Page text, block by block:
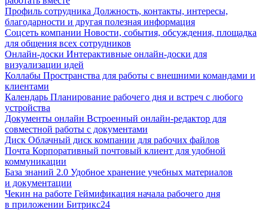
Профиль сотрудника Должность, контакты, интересы,
благодарности и другая полезная информация
Соцсеть компании Новости, события, обсуждения, площадка
для общения всех сотрудников
Онлайн-доски Интерактивные онлайн-доски для
визуализации идей
Коллабы Пространства для работы с внешними командами и
клиентами
Календарь Планирование рабочего дня и встреч с любого
устройства
Документы онлайн Встроенный онлайн-редактор для
совместной работы с документами
Диск Облачный диск компании для рабочих файлов
Почта Корпоративный почтовый клиент для удобной
коммуникации
База знаний 2.0 Удобное хранение учебных материалов
и документации
Чекин на работе Геймификация начала рабочего дня
в приложении Битрикс24